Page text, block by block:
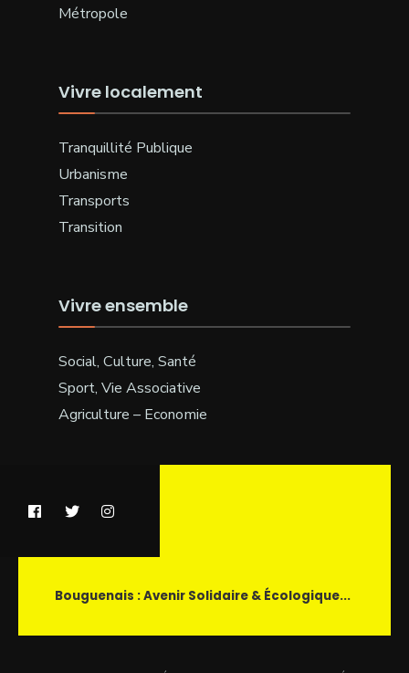
Métropole
Vivre localement
Tranquillité Publique
Urbanisme
Transports
Transition
Vivre ensemble
Social, Culture, Santé
Sport, Vie Associative
Agriculture – Economie
Bouguenais : Avenir Solidaire & Écologique...